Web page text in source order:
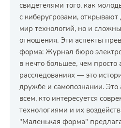
свидетелями того, как
с киберугрозами, открывают
мир технологий, но и
отношения. Эти аспекты
форма: Журнал бюро
в нечто большее, чем просто
расследованиях — это
дружбе и самопознании. Это
всем, кто интересуется
технологиями и их
"Маленькая форма"